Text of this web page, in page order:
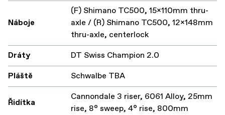
Náboje
(F) Shimano TC500, 15x110mm thru-
axle / (R) Shimano TC500, 12x148mm
thru-axle, centerlock
Dráty
DT Swiss Champion 2.0
Pláště
Schwalbe TBA
Řidítka
Cannondale 3 riser, 6061 Alloy, 25mm
rise, 8° sweep, 4° rise, 800mm